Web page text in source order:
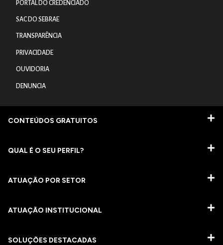
PORTAL DO CREDENCIADO
SAC DO SEBRAE
TRANSPARÊNCIA
PRIVACIDADE
OUVIDORIA
DENUNCIA
CONTEÚDOS GRATUITOS
QUAL É O SEU PERFIL?
ATUAÇÃO POR SETOR
ATUAÇÃO INSTITUCIONAL
SOLUÇÕES DESTACADAS